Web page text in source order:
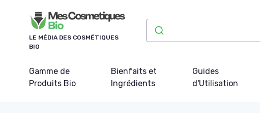
LE MÉDIA DES COSMÉTIQUES
BIO
Gamme de
Produits Bio
Bienfaits et
Ingrédients
Guides
d'Utilisation